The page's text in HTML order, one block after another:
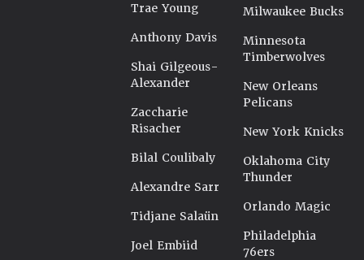
Trae Young
Anthony Davis
Shai Gilgeous-
Alexander
Zaccharie
Risacher
Bilal Coulibaly
Alexandre Sarr
Tidjane Salaün
Joel Embiid
Milwaukee Bucks
Minnesota
Timberwolves
New Orleans
Pelicans
New York Knicks
Oklahoma City
Thunder
Orlando Magic
Philadelphia
76ers